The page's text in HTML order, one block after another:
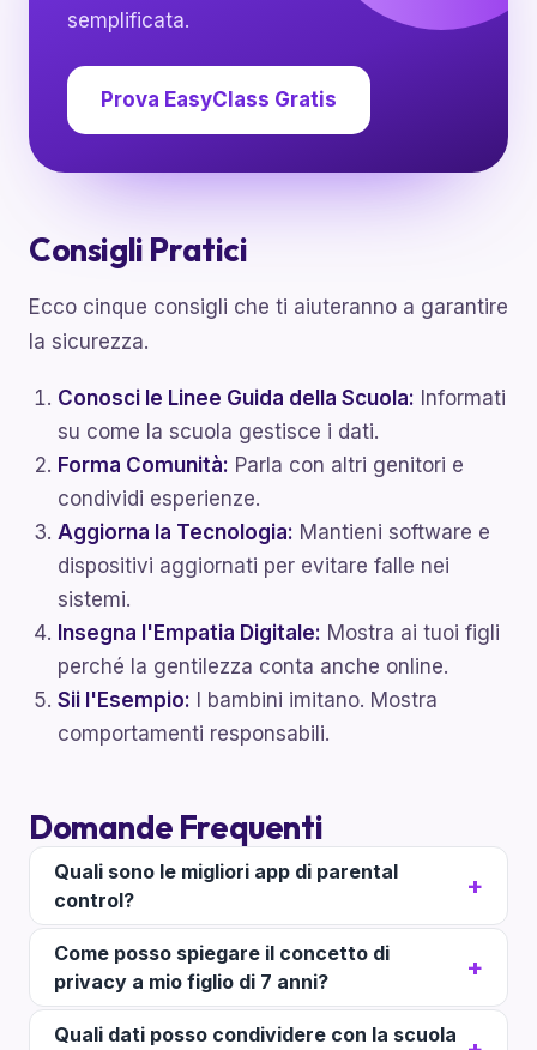
semplificata.
Prova EasyClass Gratis
Consigli Pratici
Ecco cinque consigli che ti aiuteranno a garantire
la sicurezza.
Conosci le Linee Guida della Scuola: Informati
su come la scuola gestisce i dati.
Forma Comunità: Parla con altri genitori e
condividi esperienze.
Aggiorna la Tecnologia: Mantieni software e
dispositivi aggiornati per evitare falle nei
sistemi.
Insegna l'Empatia Digitale: Mostra ai tuoi figli
perché la gentilezza conta anche online.
Sii l'Esempio: I bambini imitano. Mostra
comportamenti responsabili.
Domande Frequenti
Quali sono le migliori app di parental
control?
Come posso spiegare il concetto di
privacy a mio figlio di 7 anni?
Quali dati posso condividere con la scuola